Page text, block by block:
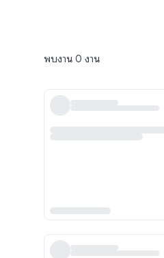
พบงาน 0 งาน